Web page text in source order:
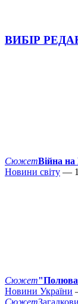
ВИБІР
СюжетВійна
Новини світу —
Сюжет
Новини України